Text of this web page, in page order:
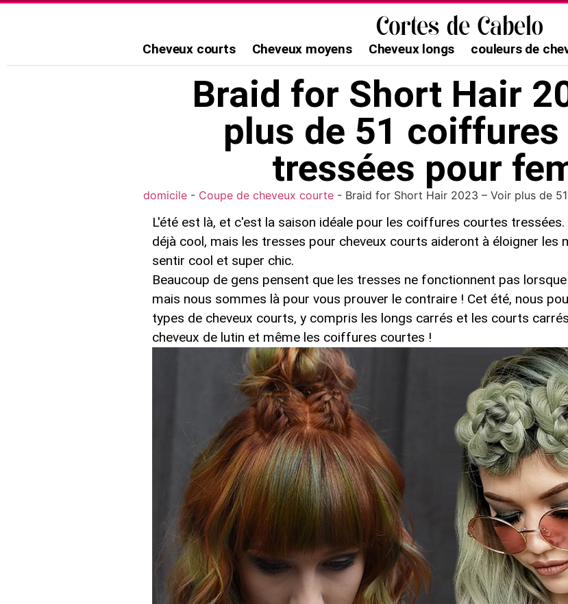
Cheveux courts Cheveux moyens Cheveux longs couleurs de
Braid for Short Hair
plus de 51
tressées pour
domicile- Coupe de cheveux courte- Braid for Short Hair 2023 – Voir plus de
L'été est là, et c'est la saison idéale pour les coiffures courtes
déjà cool, mais les tresses pour cheveux courts aideront à éloigner les
sentir cool et super chic.
Beaucoup de gens pensent que les tresses ne fonctionnent pas
mais nous sommes là pour vous prouver le contraire ! Cet été, nous
types de cheveux courts, y compris les longs carrés et les courts
cheveux de lutin et même les coiffures courtes !